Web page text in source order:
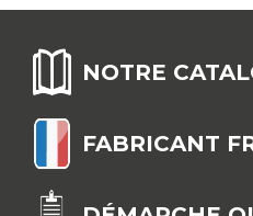
NOTRE
FABRICANT